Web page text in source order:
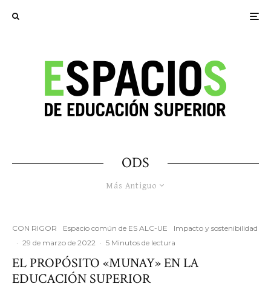
ODS
Más Antiguo
CON RIGOR Espacio común de ES ALC-UE
Impacto y sostenibilidad
· 29 de marzo de 2022 · 5 Minutos de lectura
EL PROPÓSITO «MUNAY» EN LA
EDUCACIÓN SUPERIOR